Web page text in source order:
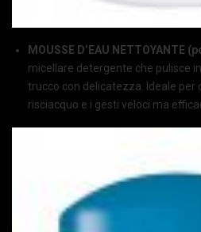
MOUSSE D’EAU NETTOYANTE
micellare detergente che pulisce
trucco con delicatezza. Ideale per
risciacquo e i gesti veloci ma